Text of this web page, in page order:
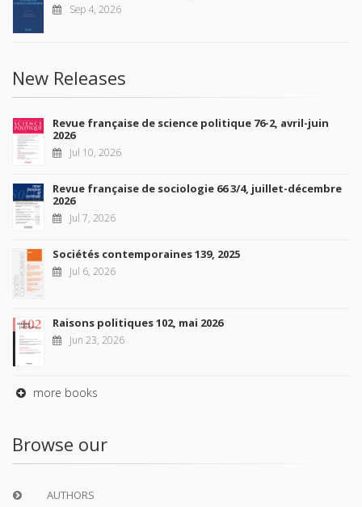
Sep 4, 2026
New Releases
Revue française de science politique 76-2, avril-juin
2026
Jul 10, 2026
Revue française de sociologie 66 3/4, juillet-décembre
2026
Jul 7, 2026
Sociétés contemporaines 139, 2025
Jul 6, 2026
Raisons politiques 102, mai 2026
Jun 23, 2026
more books
Browse our
AUTHORS